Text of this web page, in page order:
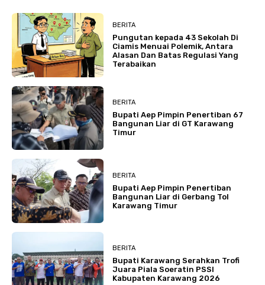
BERITA
Pungutan kepada 43 Sekolah Di
Ciamis Menuai Polemik, Antara
Alasan Dan Batas Regulasi Yang
Terabaikan
BERITA
Bupati Aep Pimpin Penertiban 67
Bangunan Liar di GT Karawang
Timur
BERITA
Bupati Aep Pimpin Penertiban
Bangunan Liar di Gerbang Tol
Karawang Timur
BERITA
Bupati Karawang Serahkan Trofi
Juara Piala Soeratin PSSI
Kabupaten Karawang 2026